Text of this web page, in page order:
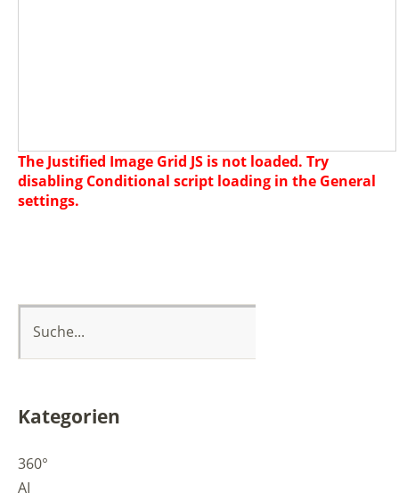
The Justified Image Grid JS is not loaded. Try
disabling Conditional script loading in the General
settings.
Kategorien
360°
AI